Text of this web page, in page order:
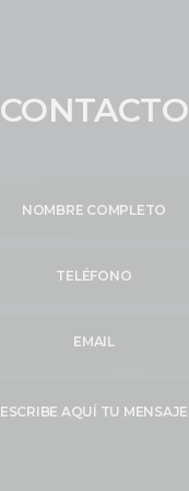
CONTACTO